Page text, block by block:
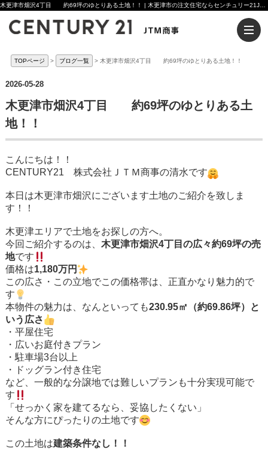
TOPページ ブログ一覧 木更津市畑沢4丁目 約69坪のゆとりある土地！！
2026-05-28
木更津市畑沢4丁目 約69坪のゆとりある土
地！！
こんにちは！！
CENTURY21 株式会社ＪＴＭ商事の清水です
本日は木更津市畑沢にございます土地のご紹介を致しま
す！！
木更津エリアで土地をお探しの方へ。
今回ご紹介するのは、 木更津市畑沢4丁目の広々約69坪の売
地です
価格は1,180万円
この広さ・この立地でこの価格帯は、正直かなり魅力的で
す
本物件の魅力は、なんといっても230.95㎡（約69.86坪）と
いう広さ
・平屋住宅
・広いお庭付きプラン
・駐車場3台以上
・ドッグラン付き住宅
など、一般的な分譲地では難しいプランも十分実現可能で
す
「せっかく家を建てるなら、妥協したくない」
そんな方にぴったりの土地です
この土地は建築条件なし！！